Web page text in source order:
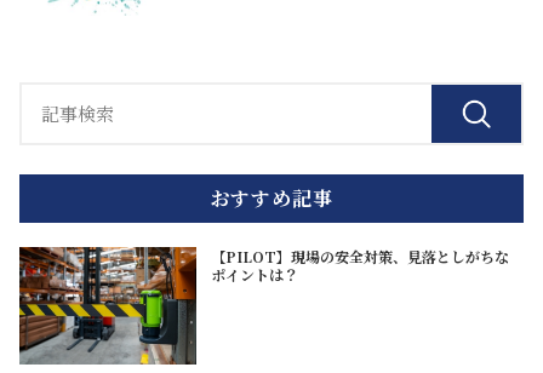
おすすめ記事
【PILOT】現場の安全対策、見落としがちな
ポイントは？